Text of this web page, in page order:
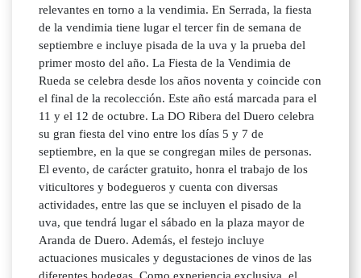
relevantes en torno a la vendimia. En Serrada, la fiesta
de la vendimia tiene lugar el tercer fin de semana de
septiembre e incluye pisada de la uva y la prueba del
primer mosto del año. La Fiesta de la Vendimia de
Rueda se celebra desde los años noventa y coincide con
el final de la recolección. Este año está marcada para el
11 y el 12 de octubre. La DO Ribera del Duero celebra
su gran fiesta del vino entre los días 5 y 7 de
septiembre, en la que se congregan miles de personas.
El evento, de carácter gratuito, honra el trabajo de los
viticultores y bodegueros y cuenta con diversas
actividades, entre las que se incluyen el pisado de la
uva, que tendrá lugar el sábado en la plaza mayor de
Aranda de Duero. Además, el festejo incluye
actuaciones musicales y degustaciones de vinos de las